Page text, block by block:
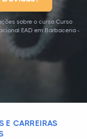
sobre o curso Curso
EAD em Barbacena -
E CARREIRAS